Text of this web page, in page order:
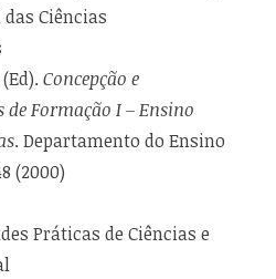
Ciências
Concepção e
de Formação I – Ensino
. Departamento do Ensino
(2000)
Práticas de Ciências e